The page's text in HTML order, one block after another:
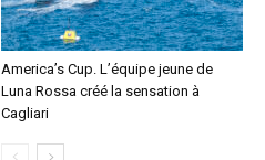
America’s Cup. L’équipe jeune de
Luna Rossa créé la sensation à
Cagliari